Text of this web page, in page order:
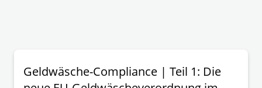
Geldwäsche-Compliance | Teil 1: Die